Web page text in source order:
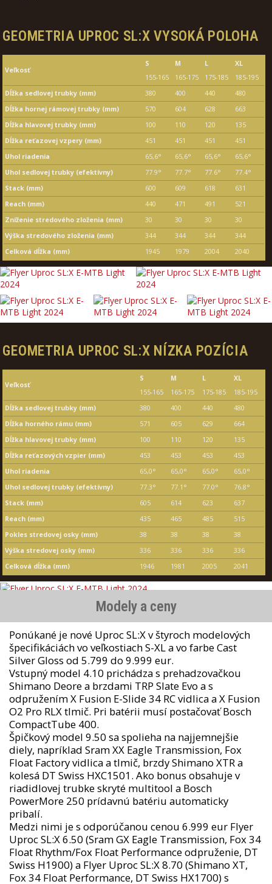
GEOMETRIA UPROC SL:X VYSOKÁ POLOHA
Veľkosť
S
155-165
M
165-175
L
175-185
XL
185-195
Dĺžka sedlovej trubky (mm)
380 400 440
480
Dĺžka hornej rámovej trubky (mm)
570 604 628
663
Dĺžka hlavovej trubky (mm)
100 110 120
135
Dĺžka reťazovej vzpery (mm)
451 451 451
451
Uhol riadenia
65,6° 65,6° 65,6°
65,6°
Uhol sedlovej trubky (efektívny)
77.9° 77.7° 77.6°
77.4°
Stack (mm)
600 609 618
631
Reach (mm)
440 471 491
521
Zníženie stredového zloženia (mm)
30 30 30
30
Výška stredového zloženia (mm)
344 344 344
344
Celková dĺžka (mm)
1945 1979 2004 2040
GEOMETRIA UPROC SL:X NÍZKA POZÍCIA
Veľkosť
S
155-165
M
165-175
L
175-185
XL
185-195
Dĺžka sedlovej trubky (mm)
380 400 440
480
Dĺžka horného rámu (mm)
571 605 629
664
Dĺžka hlavovej trubky (mm)
100 110 120
135
Dĺžka reťazových vzpier (mm)
453 453 453
453
Uhol riadenia
65,0° 65,0° 65,0°
65,0°
Uhol sedlovej trubky (efektívny)
77.3° 77.1° 77.0°
76.8°
Stack (mm)
605 614 623
637
Reach (mm)
435 465 485
515
Pokles stredovej osky (mm)
38 38 38
38
Výška stredovej osky (mm)
336 336 336
336
Celková dĺžka (mm)
1946 1981 2005 2041
Modely a ceny
Ponúkané je nové Uproc SL:X v štyroch modelových
špecifikáciách vo veľkostiach S-XL a vo farbe Cast
Silver Gloss od 5.799 do 9.999 eur.
Vstupný model 4.10 prichádza s prehadzovačkou
Shimano Deore a brzdami TRP Slate Evo a s
odpružením X Fusion E-Slide 34 RC vidlica a X Fusion
O2 Pro RLX tlmič. Pri batérii musí postačovať Bosch
CompactTube 400.
Špičkový model 9.50 sa spolieha na najjemnejšie
diely, napríklad Sram XX Eagle Transmission, Fox
Float Factory vidlica a tlmič, brzdy Shimano XTR a
kolesá DT Swiss HXC1501. Ako bonus obsahuje v
riadidlovej trubke skryté multitool a Bosch
PowerMore 250 prídavnú batériu automaticky
pribalí.
Medzi nimi je s odporúčanou cenou 6.999 eur Flyer
Uproc SL:X 6.50 (Sram GX Eagle Transmission, Fox 34
Float Rhythm/Fox Float Performance odpruženie, DT
Swiss H1900) a Flyer Uproc SL:X 8.70 (Shimano XT,
Fox 34 Float Performance, DT Swiss HX1700) s